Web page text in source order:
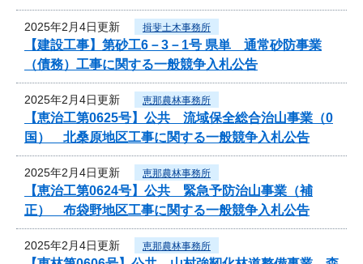
2025年2月4日更新 揖斐土木事務所
【建設工事】第砂工6－3－1号 県単 通常砂防事業
（債務）工事に関する一般競争入札公告
2025年2月4日更新 恵那農林事務所
【恵治工第0625号】公共 流域保全総合治山事業（0
国） 北桑原地区工事に関する一般競争入札公告
2025年2月4日更新 恵那農林事務所
【恵治工第0624号】公共 緊急予防治山事業（補
正） 布袋野地区工事に関する一般競争入札公告
2025年2月4日更新 恵那農林事務所